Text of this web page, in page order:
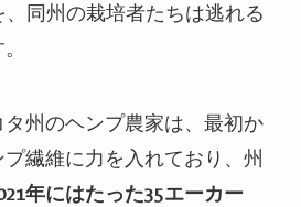
同州の栽培者たちは逃れる
州のヘンプ農家は、最初か
繊維に力を入れており、州
年にはたった35エーカー